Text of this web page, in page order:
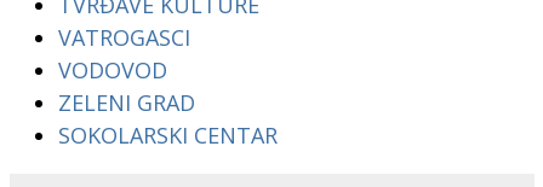
VATROGASCI
VODOVOD
ZELENI GRAD
SOKOLARSKI CENTAR